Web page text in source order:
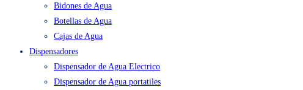
Bidones de Agua
Botellas de Agua
Cajas de Agua
Dispensadores
Dispensador de Agua Electrico
Dispensador de Agua portatiles